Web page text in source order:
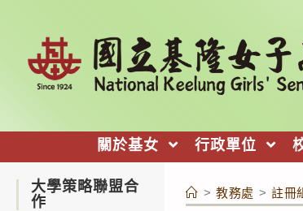
關於基女 行政單位
> 教務處 > 註冊
大學策略聯盟合
作